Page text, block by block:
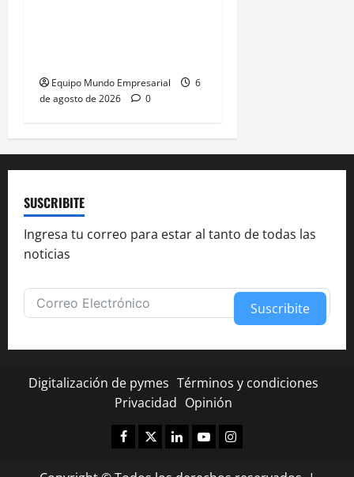
Equipo Mundo Empresarial
6
de agosto de 2026
0
SUSCRIBITE
Ingresa tu correo para estar al tanto de todas las
noticias
Suscribite
Digitalización de pymes Términos y condiciones
Privacidad Opinión
Facebook
TwitterLinkedinYoutubeInstagram
¿Te fue útil esta nota?